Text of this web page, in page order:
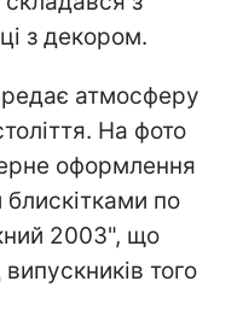
з декором.
атмосферу
На фото
оформлення
по
2003", що
того